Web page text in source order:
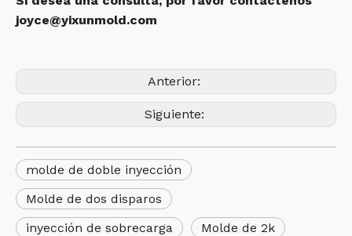
joyce@yixunmold.com
Anterior:
Siguiente:
molde de doble inyección
Molde de dos disparos
inyección de sobrecarga
Molde de 2k